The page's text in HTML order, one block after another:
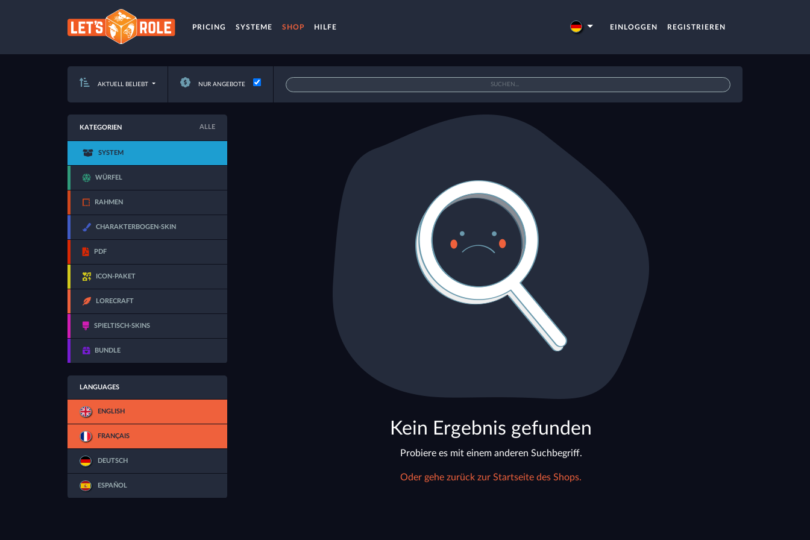
PRICING SYSTEME SHOP HILFE EINLOGGEN REGISTRIEREN
AKTUELL BELIEBT NUR ANGEBOTE
KATEGORIEN ALLE
SYSTEM
WÜRFEL
RAHMEN
CHARAKTERBOGEN-SKIN
PDF
ICON-PAKET
LORECRAFT
SPIELTISCH-SKINS
BUNDLE
LANGUAGES
ENGLISH
FRANÇAIS
DEUTSCH
ESPAÑOL
Kein Ergebnis gefunden
Probiere es mit einem anderen Suchbegriff.
Oder gehe zurück zur Startseite des Shops.